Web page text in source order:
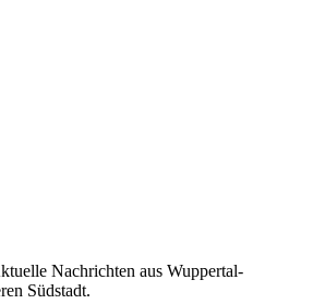
Nachrichten aus Wuppertal-
Südstadt.